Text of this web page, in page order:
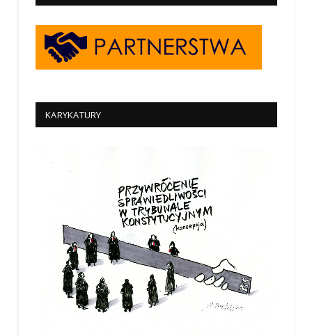
KARYKATURY